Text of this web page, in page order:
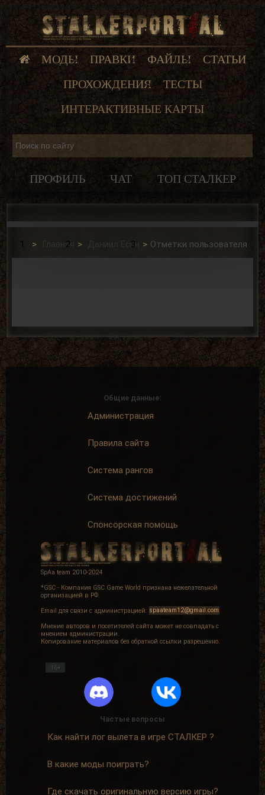
МОДЫ ПРАВКИ ФАЙЛЫ
СТАТЬИ
ПРОХОЖДЕНИЯ
ТЕСТЫ
ИНТЕРАКТИВНЫЕ КАРТЫ
ПРОФИЛЬ ЧАТ ТОП СТАЛКЕР
Главная Даниил Есин Отметки пользователя
Общие данные:
Администрация
Правила сайта
Система рангов
Система достижений
Спонсорская помощь
SpAa team 2010-2024
*GSC - Компания GSC Game World признана нежелательной
организацией в РФ.
Email для связи с администрацией: spaateam12@gmail.com
Мнение авторов и посетителей сайта может не совпадать с
мнением администрации.
Копирование материалов без обратной ссылки разрешенно.
16+
Частые вопросы
Как найти лог вылета в игре СТАЛКЕР ?
В какие моды поиграть?
Где скачать оригинальную версию игры?